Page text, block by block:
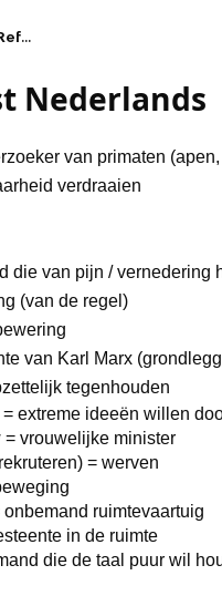
Age of Reformation
Nederlands
van primaten
verdraaien
die van pijn / vernedering
(van de regel)
van Karl Marx
tegenhouden
extreme ideeën willen
= vrouwelijke minister
= werven
ruimtevaartuig
in de ruimte
die de taal puur wil